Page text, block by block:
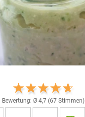
Bewertung: Ø 4,7(67Stimmen)